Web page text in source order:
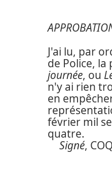
J'ai lu, par
de Police, la
journée, ou
n'y ai rien
en
février mil
quatre.
Signé,